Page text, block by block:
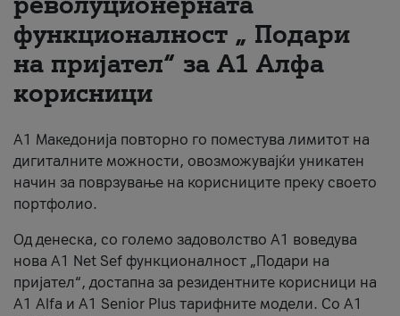
За нас
#ПодобарОнлајн
функционалност „ Подари
на пријател“ за А1 Алфа
корисници
А1 Македонија повторно го поместува лимитот на
дигиталните можности, овозможувајќи уникатен
начин за поврзување на корисниците преку своето
портфолио.
Од денеска, со големо задоволство А1 воведува
нова A1 Net Sef функционалност „Подари на
пријател“, достапна за резидентните корисници на
А1 Alfa и A1 Senior Plus тарифните модели. Со A1